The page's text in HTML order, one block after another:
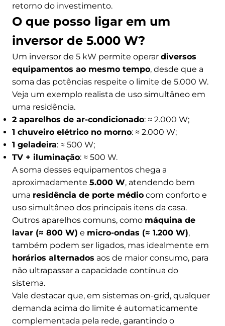
retorno do investimento.
O que posso ligar em um
inversor de 5.000 W?
Um inversor de 5 kW permite operar diversos
equipamentos ao mesmo tempo, desde que a
soma das potências respeite o limite de 5.000 W.
Veja um exemplo realista de uso simultâneo em
uma residência.
2 aparelhos de ar-condicionado: ≈ 2.000 W;
1 chuveiro elétrico no morno: ≈ 2.000 W;
1 geladeira: ≈ 500 W;
TV + iluminação: ≈ 500 W.
A soma desses equipamentos chega a
aproximadamente 5.000 W, atendendo bem
uma residência de porte médio com conforto e
uso simultâneo dos principais itens da casa.
Outros aparelhos comuns, como máquina de
lavar (≈ 800 W) e micro-ondas (≈ 1.200 W),
também podem ser ligados, mas idealmente em
horários alternados aos de maior consumo, para
não ultrapassar a capacidade contínua do
sistema.
Vale destacar que, em sistemas on-grid, qualquer
demanda acima do limite é automaticamente
complementada pela rede, garantindo o